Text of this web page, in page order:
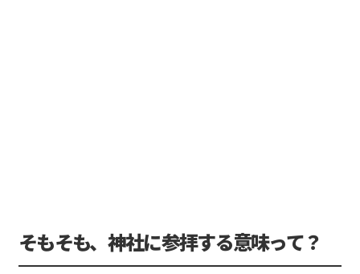
そもそも、神社に参拝する意味って？